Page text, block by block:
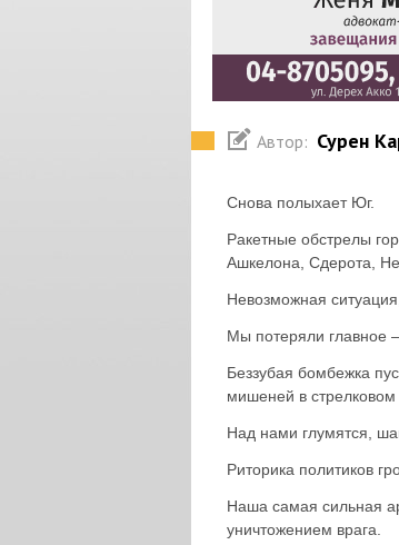
Автор: Сурен
Снова полыхает Юг.
Ракетные обстрелы
Ашкелона, Сдерота,
Невозможная
Мы потеряли главное
Беззубая бомбежка
мишеней в стрелковом
Над нами глумятся,
Риторика политиков
Наша самая сильная
уничтожением врага.